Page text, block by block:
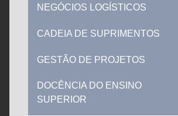
NEGÓCIOS LOGÍSTICOS
CADEIA DE SUPRIMENTOS
GESTÃO DE PROJETOS
DOCÊNCIA DO ENSINO
SUPERIOR